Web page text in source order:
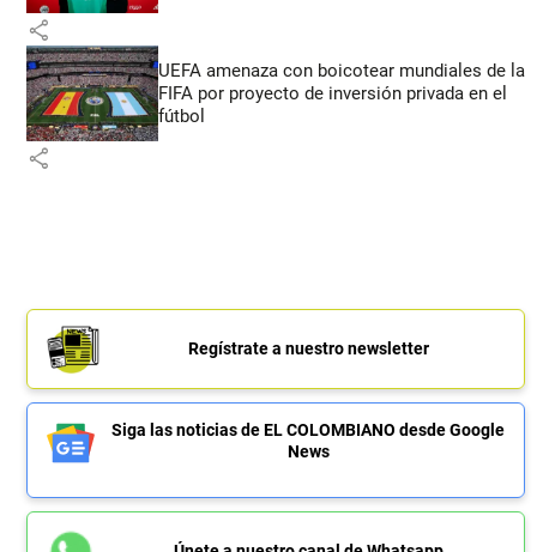
share
UEFA amenaza con boicotear mundiales de la
FIFA por proyecto de inversión privada en el
fútbol
share
Regístrate a nuestro newsletter
Siga las noticias de EL COLOMBIANO desde Google
News